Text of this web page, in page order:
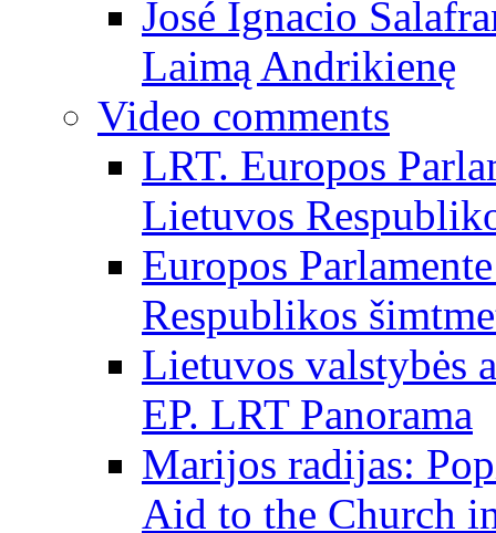
José Ignacio
Laimą Andrikienę
Video comments
LRT. Europos
Lietuvos
Europos
Respublikos
Lietuvos valstybės
EP. LRT Panorama
Marijos radijas:
Aid to the Church